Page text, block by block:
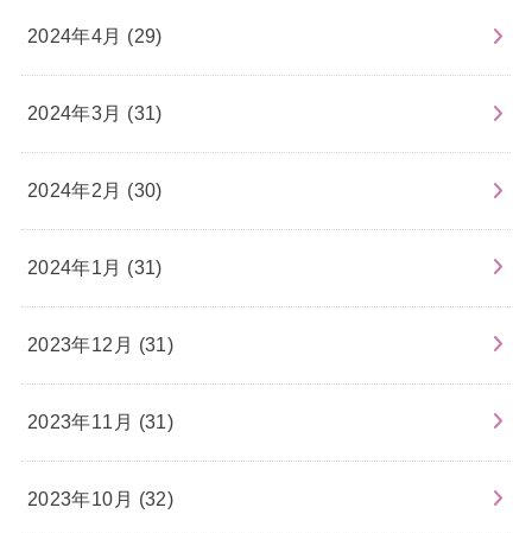
2024年4月 (29)
2024年3月 (31)
2024年2月 (30)
2024年1月 (31)
2023年12月 (31)
2023年11月 (31)
2023年10月 (32)